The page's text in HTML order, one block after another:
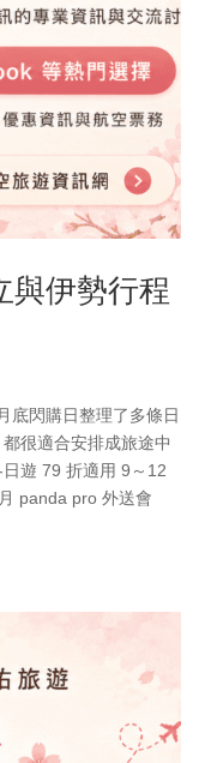
與伊勢行程
底閃購日整理了多條日
很適合安排成旅途中
遊 79 折適用 9～12
panda pro 外送會